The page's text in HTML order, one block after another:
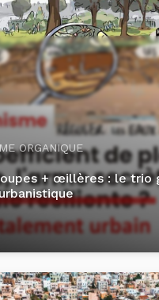
ORGANIQUE
+ œillères : le trio
urbanistique